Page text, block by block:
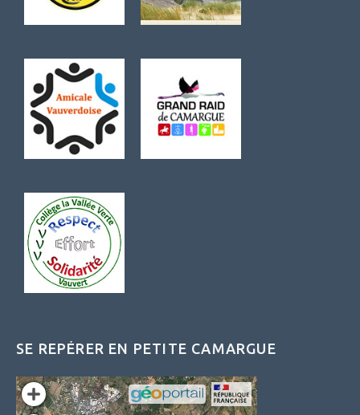
SE REPÉRER EN PETITE CAMARGUE